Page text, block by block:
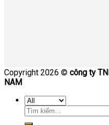
Copyright 2026 © công ty
NAM